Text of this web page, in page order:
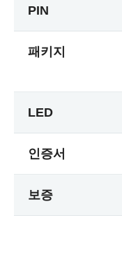
PIN
패키지
LED
인증서
보증